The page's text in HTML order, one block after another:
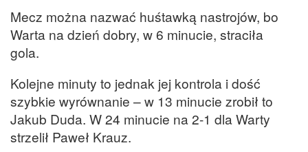
Mecz można nazwać huśtawką nastrojów, bo
Warta na dzień dobry, w 6 minucie, straciła
gola.
Kolejne minuty to jednak jej kontrola i dość
szybkie wyrównanie – w 13 minucie zrobił to
Jakub Duda. W 24 minucie na 2-1 dla Warty
strzelił Paweł Krauz.